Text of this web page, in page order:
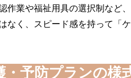
作業や福祉用具の選択制など
なく、スピード感を持って「
・予防プランの様